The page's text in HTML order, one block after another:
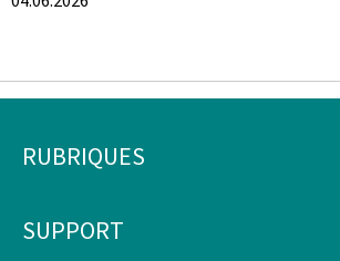
Pied
page
RUBRIQUES
SUPPORT